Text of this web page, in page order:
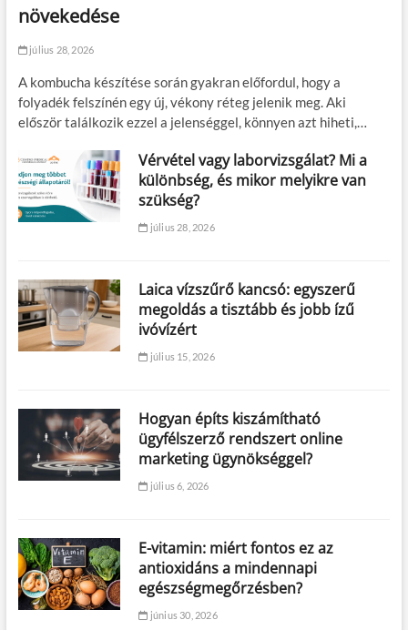
növekedése
július 28, 2026
A kombucha készítése során gyakran előfordul, hogy a
folyadék felszínén egy új, vékony réteg jelenik meg. Aki
először találkozik ezzel a jelenséggel, könnyen azt hiheti,…
Vérvétel vagy laborvizsgálat? Mi a
különbség, és mikor melyikre van
szükség?
július 28, 2026
Laica vízszűrő kancsó: egyszerű
megoldás a tisztább és jobb ízű
ivóvízért
július 15, 2026
Hogyan építs kiszámítható
ügyfélszerző rendszert online
marketing ügynökséggel?
július 6, 2026
E-vitamin: miért fontos ez az
antioxidáns a mindennapi
egészségmegőrzésben?
június 30, 2026